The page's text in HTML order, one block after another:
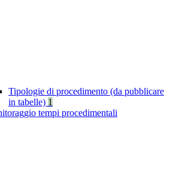
Tipologie di procedimento (da pubblicare
in tabelle) 1
tempi procedimentali